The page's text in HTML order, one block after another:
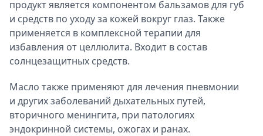
продукт является компонентом бальзамов для губ
и средств по уходу за кожей вокруг глаз. Также
применяется в комплексной терапии для
избавления от целлюлита. Входит в состав
солнцезащитных средств.
Масло также применяют для лечения пневмонии
и других заболеваний дыхательных путей,
вторичного менингита, при патологиях
эндокринной системы, ожогах и ранах.